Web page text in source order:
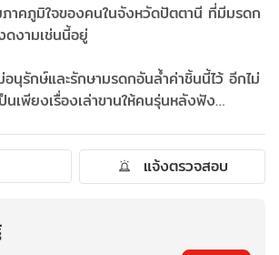
าคภูมิใจของคนในจังหวัดปัตตานี ที่มีมรดก
งามเช่นนี้อยู่
นุรักษ์และรักษามรดกอันล้ำค่าชิ้นนี้ไว้ อีกไม่
นเพียงเรื่องเล่าขานให้คนรุ่นหลังฟัง…
แจ้งตรวจสอบ